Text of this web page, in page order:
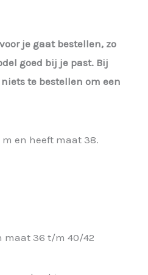
je gaat bestellen, zo
goed bij je past. Bij
te bestellen om een
m en heeft maat 38.
maat 36 t/m 40/42